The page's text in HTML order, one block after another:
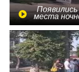
места